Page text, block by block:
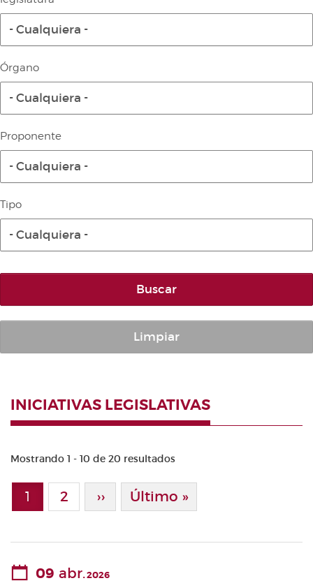
Diario de la Diputación Permanente
Informe BOC
Publicaciones no oficiales
Anuario de Derecho Parlamentario
Otras publicaciones
- Cualquiera -
Órgano
- Cualquiera -
Proponente
- Cualquiera -
Tipo
- Cualquiera -
Buscar
Limpiar
INICIATIVAS LEGISLATIVAS
Mostrando 1 - 10 de 20 resultados
Página actual
1 Page
2 Siguiente Página
›› Última Página
Último »
09 abr.2026